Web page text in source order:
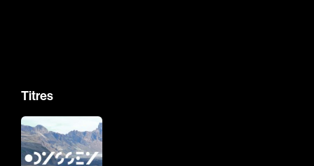
Audio Identity
Music Supervising
Composing
Titres